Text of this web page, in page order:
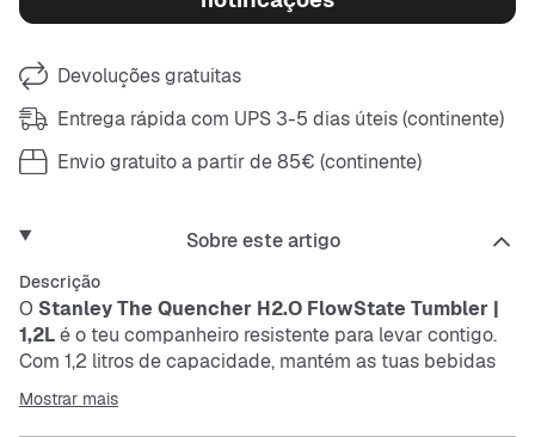
Devoluções gratuitas
Entrega rápida com UPS 3-5 dias úteis (continente)
Envio gratuito a partir de 85€ (continente)
Sobre este artigo
Descrição
O Stanley The Quencher H2.O FlowState Tumbler |
1,2Lé o teu companheiro resistente para levar contigo.
Com 1,2 litros de capacidade, mantém as tuas bebidas
frias ou quentes durante muito tempo. A pega prática
garante uma boa aderência, e o canudo torna beber fácil
Mostrar mais